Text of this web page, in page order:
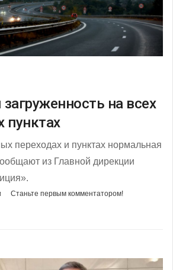
на всех
пунктах
переходах и пунктах нормальная
из Главной дирекции
Станьте первым комментатором!